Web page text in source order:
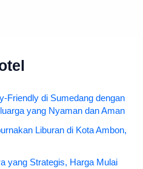
Friendly di Sumedang dengan
yang Nyaman dan Aman
Liburan di Kota Ambon,
yang Strategis, Harga Mulai